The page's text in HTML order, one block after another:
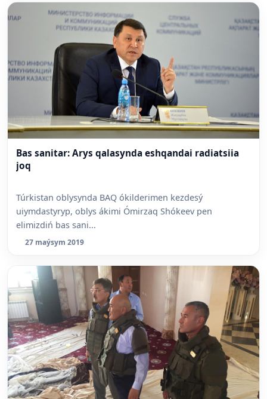
Bas sanitar: Arys qalasynda eshqandai radiatsiia
joq
Túrkistan oblysynda BAQ ókilderimen kezdesý
uiymdastyryp, oblys ákimi Ómirzaq Shókeev pen
elimizdiń bas sani...
27 maýsym 2019